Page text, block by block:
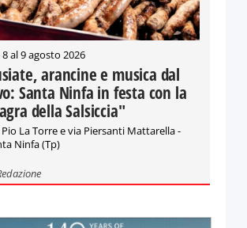
8 al 9 agosto 2026
arancine e musica dal
Santa Ninfa in festa con la
della Salsiccia"
Pio La Torre e via Piersanti Mattarella -
Ninfa (Tp)